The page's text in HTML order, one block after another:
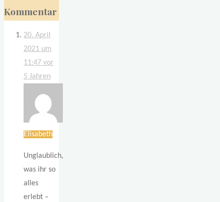
Kommentar
20. April
2021 um
11:47 vor
5 Jahren
Elisabeth
Unglaublich,
was ihr so
alles
erlebt –